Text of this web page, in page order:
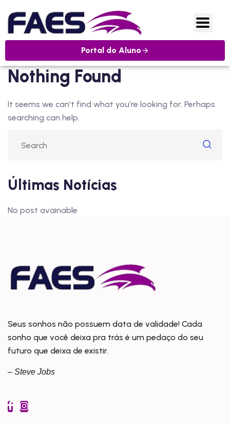
Portal do Aluno
Nothing Found
It seems we can’t find what you’re looking for. Perhaps
searching can help.
Últimas Notícias
No post avainable
Seus sonhos não possuem data de validade! Cada
sonho que você deixa pra trás é um pedaço do seu
futuro que deixa de existir.
– Steve Jobs